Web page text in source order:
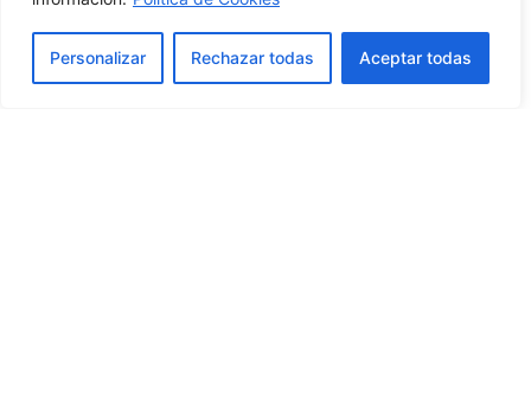
Personalizar Rechazar todas Aceptar todas